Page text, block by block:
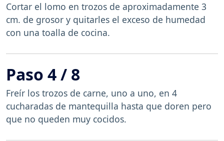
Cortar el lomo en trozos de aproximadamente 3
cm. de grosor y quitarles el exceso de humedad
con una toalla de cocina.
Paso 4 / 8
Freír los trozos de carne, uno a uno, en 4
cucharadas de mantequilla hasta que doren pero
que no queden muy cocidos.